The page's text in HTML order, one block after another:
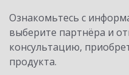
Ознакомьтесь с
выберите партнёра и
консультацию,
продукта.